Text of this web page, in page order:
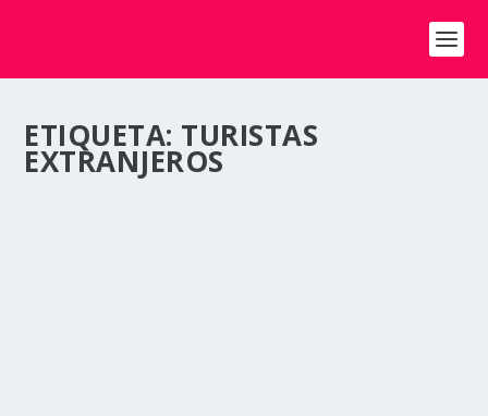
ETIQUETA: TURISTAS
EXTRANJEROS